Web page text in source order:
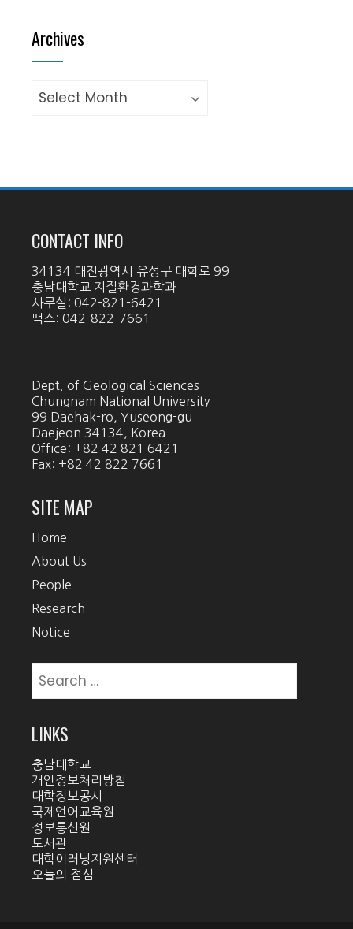
Archives
CONTACT INFO
34134 대전광역시 유성구 대학로 99
충남대학교 지질환경과학과
사무실: 042-821-6421
팩스: 042-822-7661
Dept. of Geological Sciences
Chungnam National University
99 Daehak-ro, Yuseong-gu
Daejeon 34134, Korea
Office: +82 42 821 6421
Fax: +82 42 822 7661
SITE MAP
Home
About Us
People
Research
Notice
for:
LINKS
충남대학교
개인정보처리방침
대학정보공시
국제언어교육원
정보통신원
도서관
대학이러닝지원센터
오늘의 점심